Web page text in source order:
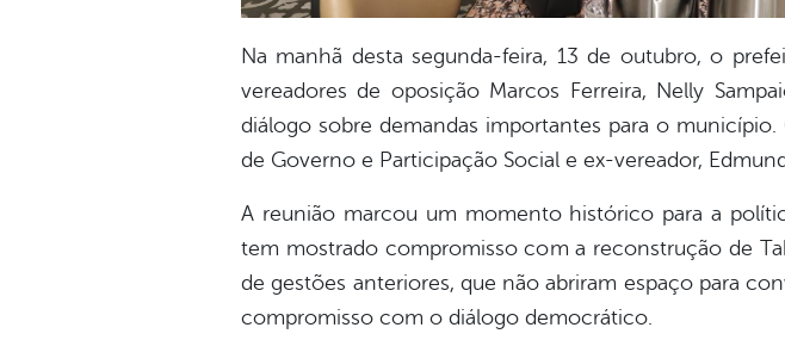
Na manhã desta segunda-feira, 13 de outubro, o
vereadores de oposição Marcos Ferreira, Nelly
diálogo sobre demandas importantes para o
de Governo e Participação Social e ex-vereador,
A reunião marcou um momento histórico para a
tem mostrado compromisso com a reconstrução de
de gestões anteriores, que não abriram espaço para
compromisso com o diálogo democrático.